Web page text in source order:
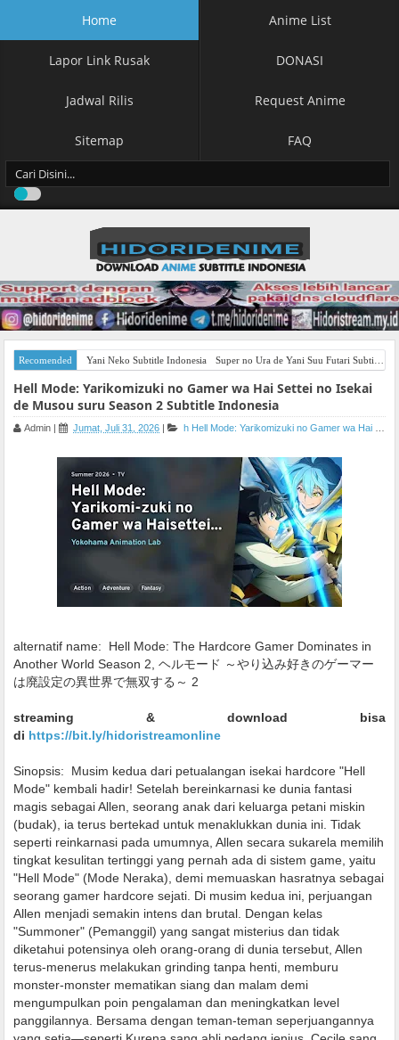
Home Anime List
Lapor Link Rusak DONASI
Jadwal Rilis Request Anime
Sitemap FAQ
Recomended Yani Neko Subtitle Indonesia Super no Ura de Yani Suu Futari Subtitle Indonesia
Hell Mode: Yarikomizuki no Gamer wa Hai Settei no Isekai
de Musou suru Season 2 Subtitle Indonesia
Admin | Jumat, Juli 31, 2026 | h Hell Mode: Yarikomizuki no Gamer wa Hai Settei no Isekai de Musou suru Season 2
alternatif name:
Hell Mode: The Hardcore Gamer Dominates in
Another World Season 2, ヘルモード ～やり込み好きのゲーマー
は廃設定の異世界で無双する～ 2
streaming & download bisa
di https://bit.ly/hidoristreamonline
Sinopsis:
Musim kedua dari petualangan isekai hardcore "Hell
Mode" kembali hadir! Setelah bereinkarnasi ke dunia fantasi
magis sebagai Allen, seorang anak dari keluarga petani miskin
(budak), ia terus bertekad untuk menaklukkan dunia ini. Tidak
seperti reinkarnasi pada umumnya, Allen secara sukarela memilih
tingkat kesulitan tertinggi yang pernah ada di sistem game, yaitu
"Hell Mode" (Mode Neraka), demi memuaskan hasratnya sebagai
seorang gamer hardcore sejati. Di musim kedua ini, perjuangan
Allen menjadi semakin intens dan brutal. Dengan kelas
"Summoner" (Pemanggil) yang sangat misterius dan tidak
diketahui potensinya oleh orang-orang di dunia tersebut, Allen
terus-menerus melakukan grinding tanpa henti, memburu
monster-monster mematikan siang dan malam demi
mengumpulkan poin pengalaman dan meningkatkan level
panggilannya. Bersama dengan teman-teman seperjuangannya